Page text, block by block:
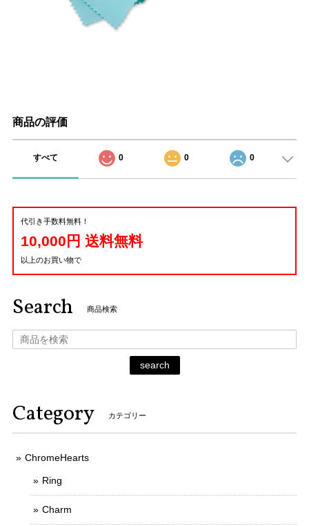
商品の評価
すべて 0 0 0
代引き手数料無料！
10,000円 送料無料
以上のお買い物で
Search 商品検索
search
Category カテゴリー
ChromeHearts
Ring
Charm